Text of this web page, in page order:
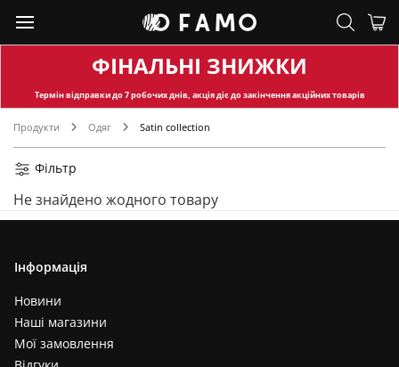
ФІНАЛЬНІ ЗНИЖКИ
Термін відправкидо 7 робочих днів, акція діє до закінчення акційних товарів
Продукти Одяг Satin collection
Фільтр
Не знайдено жодного товару
Інформація
Новини
Наші магазини
Мої замовлення